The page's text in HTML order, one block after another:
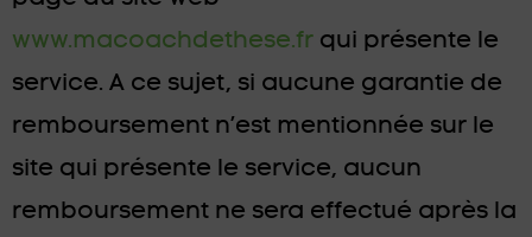
www.macoachdethese.fr qui présente le
service. A ce sujet, si aucune garantie de
remboursement n’est mentionnée sur le
site qui présente le service, aucun
remboursement ne sera effectué après la